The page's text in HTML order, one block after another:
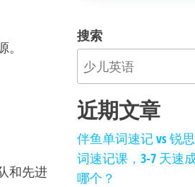
和先进
搜索
近期文章
伴鱼单词速记 vs 锐
词速记课，3-7 天速
哪个？